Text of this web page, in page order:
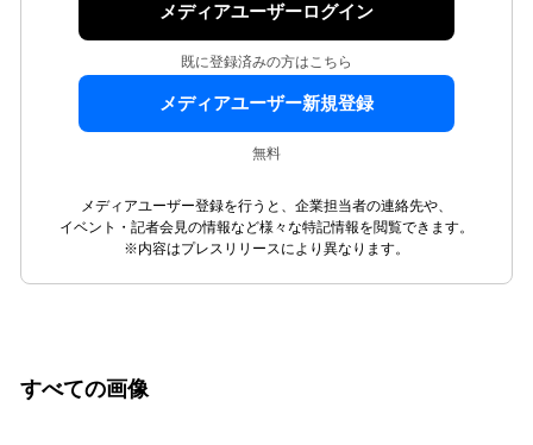
メディアユーザーログイン
既に登録済みの方はこちら
メディアユーザー新規登録
無料
メディアユーザー登録を行うと、企業担当者の連絡先や、
イベント・記者会見の情報など様々な特記情報を閲覧できます。
※内容はプレスリリースにより異なります。
すべての画像